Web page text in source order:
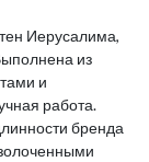
Иерусалима,
из
и
работа.
бренда